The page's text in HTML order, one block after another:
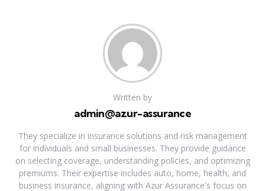
Written by
admin@azur-assurance
They specialize in insurance solutions and risk management
for individuals and small businesses. They provide guidance
on selecting coverage, understanding policies, and optimizing
premiums. Their expertise includes auto, home, health, and
business insurance, aligning with Azur Assurance's focus on